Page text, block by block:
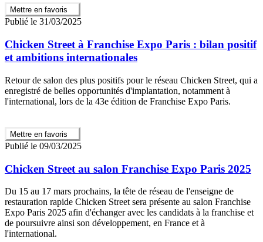
Mettre en favoris
Publié le 31/03/2025
Chicken Street à Franchise Expo Paris : bilan positif
et ambitions internationales
Retour de salon des plus positifs pour le réseau Chicken Street, qui a
enregistré de belles opportunités d'implantation, notamment à
l'international, lors de la 43e édition de Franchise Expo Paris.
Mettre en favoris
Publié le 09/03/2025
Chicken Street au salon Franchise Expo Paris 2025
Du 15 au 17 mars prochains, la tête de réseau de l'enseigne de
restauration rapide Chicken Street sera présente au salon Franchise
Expo Paris 2025 afin d'échanger avec les candidats à la franchise et
de poursuivre ainsi son développement, en France et à
l'international.